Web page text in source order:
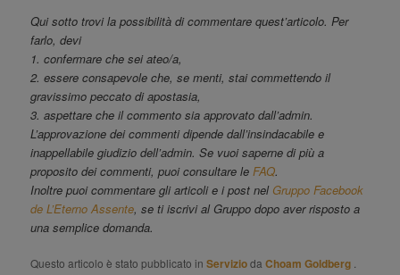
Qui sotto trovi la possibilità di commentare quest’articolo. Per
farlo, devi
1. confermare che sei ateo/a,
2. essere consapevole che, se menti, stai commettendo il
gravissimo peccato di apostasia,
3. aspettare che il commento sia approvato dall’admin.
L’approvazione dei commenti dipende dall’insindacabile e
inappellabile giudizio dell’admin. Se vuoi saperne di più a
proposito dei commenti, puoi consultare le FAQ.
Inoltre puoi commentare gli articoli e i post nel Gruppo Facebook
de L’Eterno Assente, se ti iscrivi al Gruppo dopo aver risposto a
una semplice domanda.
Questo articolo è stato pubblicato inServiziodaChoam Goldberg